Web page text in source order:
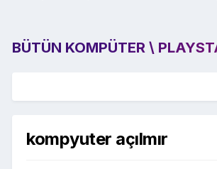
BÜTÜN KOMPÜTER \
kompyuter açılmır